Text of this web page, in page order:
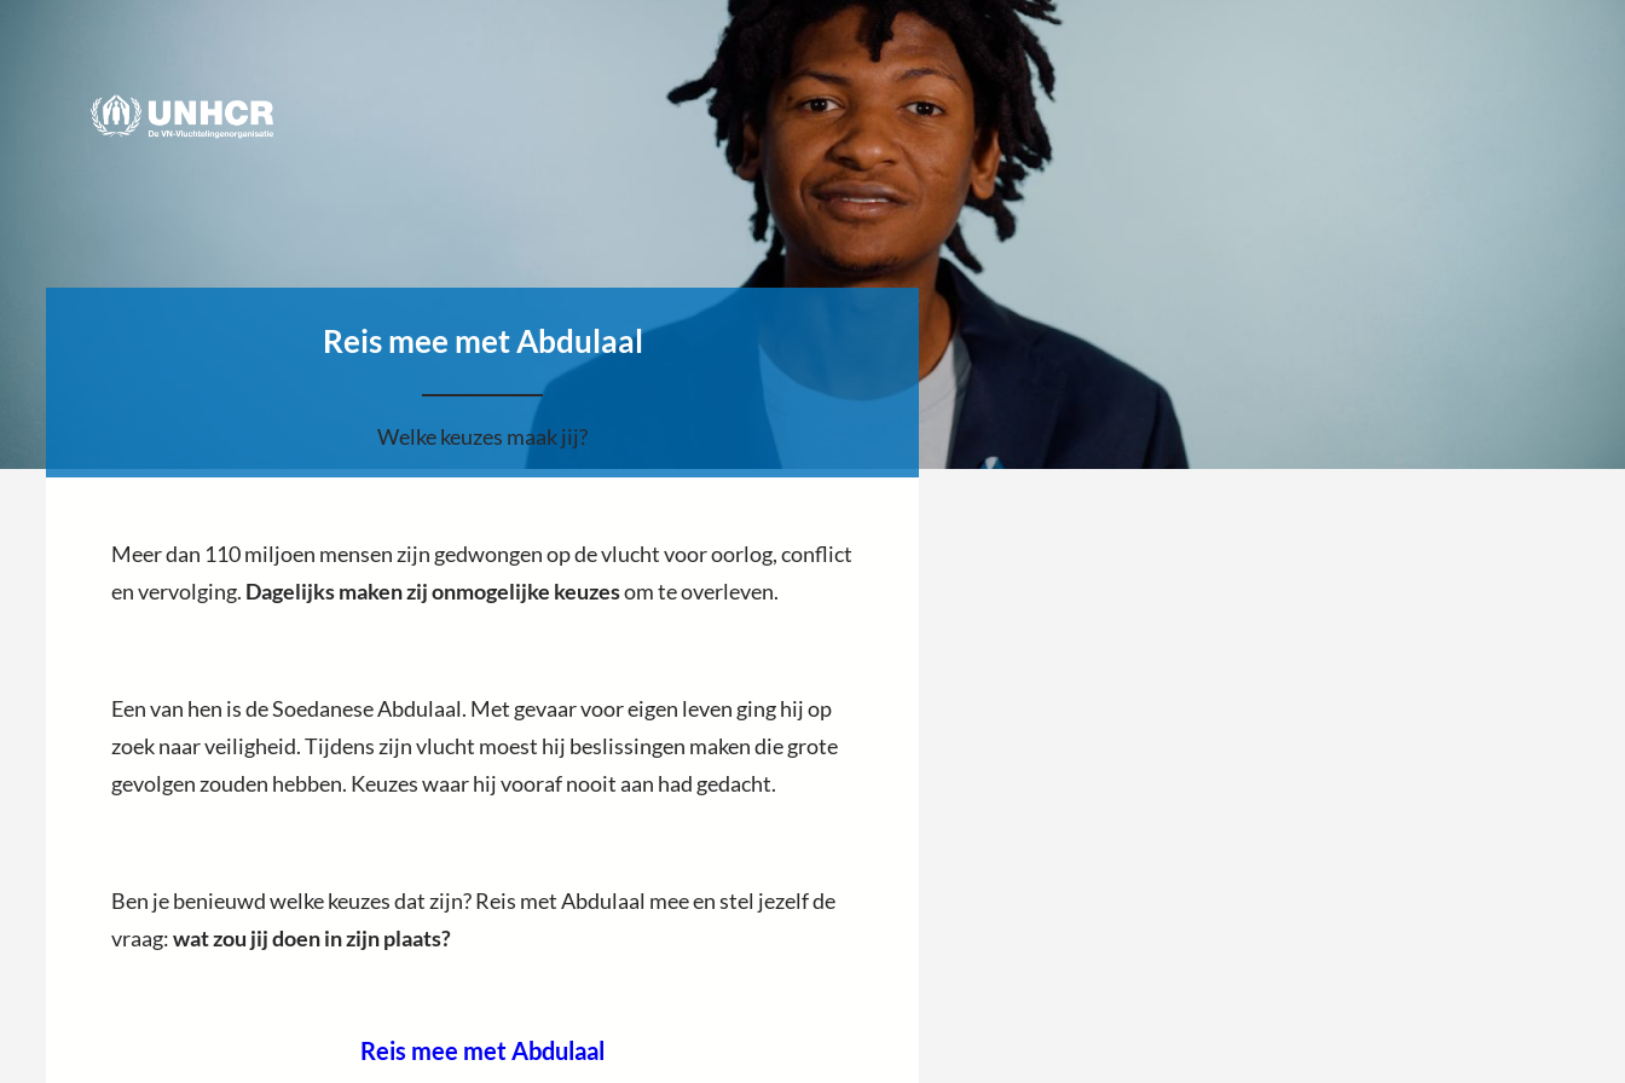
Reis mee met Abdulaal
Welke keuzes maak jij?
Meer dan 110 miljoen mensen zijn gedwongen op de vlucht voor oorlog, conflict
en vervolging. Dagelijks maken zij onmogelijke keuzesom te overleven.
Een van hen is de Soedanese Abdulaal. Met gevaar voor eigen leven ging hij op
zoek naar veiligheid. Tijdens zijn vlucht moest hij beslissingen maken die grote
gevolgen zouden hebben. Keuzes waar hij vooraf nooit aan had gedacht.
Ben je benieuwd welke keuzes dat zijn? Reis met Abdulaal mee en stel jezelf de
vraag:wat zou jij doen in zijn plaats?
Reis mee met Abdulaal